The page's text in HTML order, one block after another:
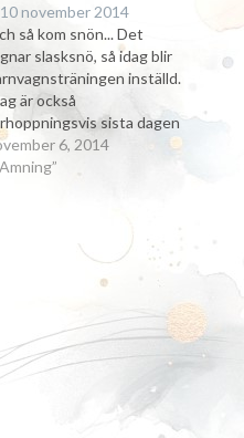
november 2014
så kom snön... Det
slasksnö, så idag blir
inställd.
är också
sista dagen
här omgången) som
kommer hem flera
Hon har kommit
att jag och barnen varit
6, 2014